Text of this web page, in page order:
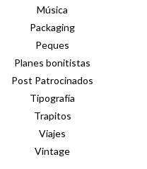
Música
Packaging
Peques
Planes bonitistas
Post Patrocinados
Tipografía
Trapitos
Viajes
Vintage